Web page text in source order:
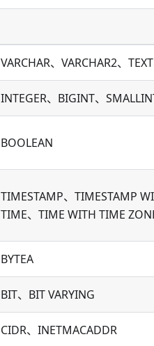
VARCHAR、VARCHAR2、
INTEGER、BIGINT、
BOOLEAN
TIMESTAMP、TIMESTAMP
TIME、TIME WITH TIME
BYTEA
BIT、BIT VARYING
CIDR、INETMACADDR